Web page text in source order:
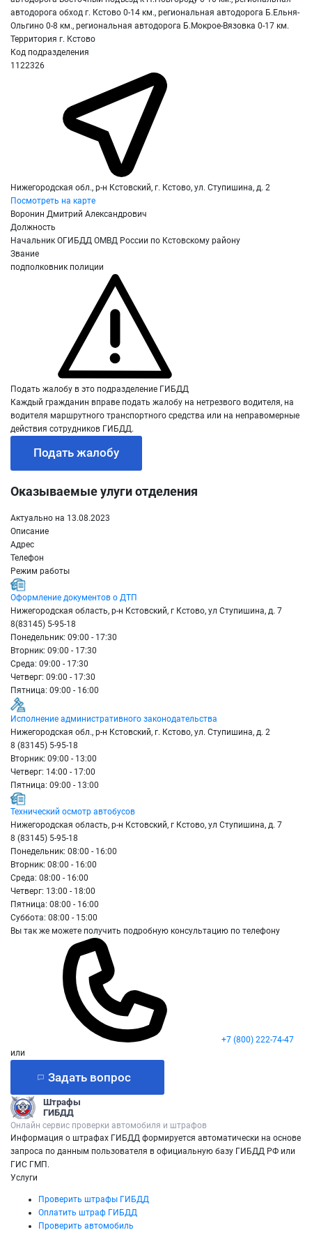
автодорога обход г. Кстово 0-14 км., региональная автодорога Б.Ельня-
Ольгино 0-8 км., региональная автодорога Б.Мокрое-Вязовка 0-17 км.
Территория г. Кстово
Код подразделения
1122326
Нижегородская обл., р-н Кстовский, г. Кстово, ул. Ступишина, д. 2
Посмотреть на карте
Воронин Дмитрий Александрович
Должность
Начальник ОГИБДД ОМВД России по Кстовскому району
Звание
подполковник полиции
Подать жалобу в это подразделение ГИБДД
Каждый гражданин вправе подать жалобу на нетрезвого водителя, на
водителя маршрутного транспортного средства или на неправомерные
действия сотрудников ГИБДД.
Подать жалобу
Оказываемые улуги отделения
Актуально на 13.08.2023
Описание
Адрес
Телефон
Режим работы
Оформление документов о ДТП
Нижегородская область, р-н Кстовский, г Кстово, ул Ступишина, д. 7
8(83145) 5-95-18
Понедельник: 09:00 - 17:30
Вторник: 09:00 - 17:30
Среда: 09:00 - 17:30
Четверг: 09:00 - 17:30
Пятница: 09:00 - 16:00
Исполнение административного законодательства
Нижегородская обл., р-н Кстовский, г. Кстово, ул. Ступишина, д. 2
8 (83145) 5-95-18
Вторник: 09:00 - 13:00
Четверг: 14:00 - 17:00
Пятница: 09:00 - 13:00
Технический осмотр автобусов
Нижегородская область, р-н Кстовский, г Кстово, ул Ступишина, д. 7
8 (83145) 5-95-18
Понедельник: 08:00 - 16:00
Вторник: 08:00 - 16:00
Среда: 08:00 - 16:00
Четверг: 13:00 - 18:00
Пятница: 08:00 - 16:00
Суббота: 08:00 - 15:00
Вы так же можете получить подробную консультацию по телефону
+7 (800) 222-74-47
или
Задать вопрос
Штрафы
ГИБДД
Онлайн сервис проверки автомобиля и штрафов
Информация о штрафах ГИБДД формируется автоматически на основе
запроса по данным пользователя в официальную базу ГИБДД РФ или
ГИС ГМП.
Услуги
Проверить штрафы ГИБДД
Оплатить штраф ГИБДД
Проверить автомобиль